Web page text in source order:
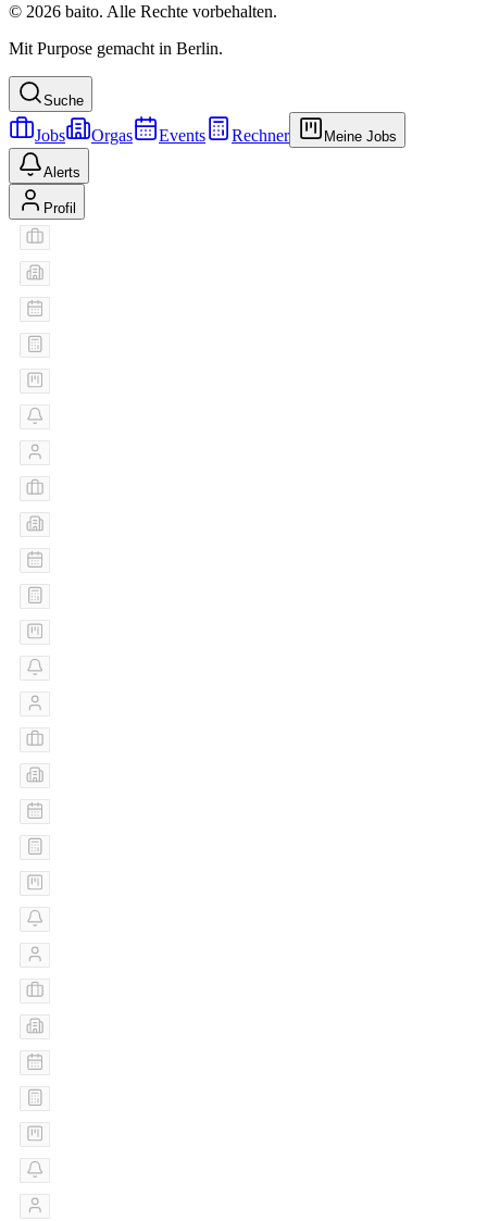
© 2026 baito. Alle Rechte vorbehalten.
Mit Purpose gemacht in Berlin.
Suche
Jobs Orgas Events Rechner Meine Jobs
Alerts
Profil